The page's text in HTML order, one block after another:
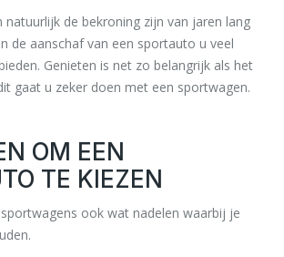
natuurlijk de bekroning zijn van jaren lang
de aanschaf van een sportauto u veel
Genieten is net zo belangrijk als het
gaat u zeker doen met een sportwagen.
OM EEN
TE KIEZEN
ook wat nadelen waarbij je